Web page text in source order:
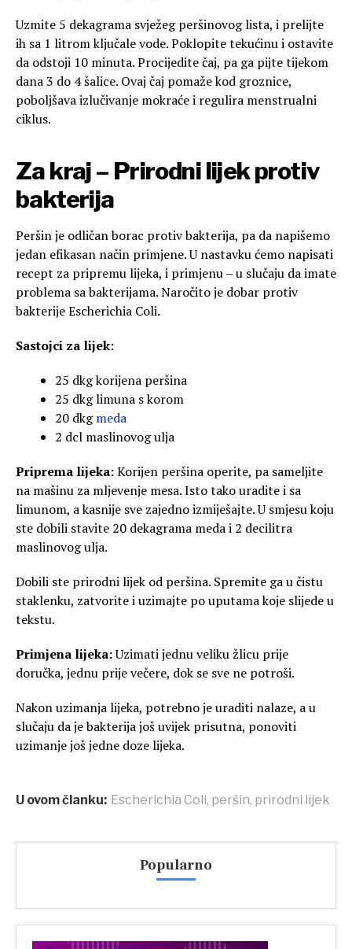
Uzmite 5 dekagrama svježeg peršinovog lista, i prelijte
ih sa 1 litrom ključale vode. Poklopite tekućinu i ostavite
da odstoji 10 minuta. Procijedite čaj, pa ga pijte tijekom
dana 3 do 4 šalice. Ovaj čaj pomaže kod groznice,
poboljšava izlučivanje mokraće i regulira menstrualni
ciklus.
Za kraj – Prirodni lijek protiv
bakterija
Peršin je odličan borac protiv bakterija, pa da napišemo
jedan efikasan način primjene. U nastavku ćemo napisati
recept za pripremu lijeka, i primjenu – u slučaju da imate
problema sa bakterijama. Naročito je dobar protiv
bakterije Escherichia Coli.
Sastojci za lijek:
25 dkg korijena peršina
25 dkg limuna s korom
20 dkgmeda
2 dcl maslinovog ulja
Priprema lijeka:Korijen peršina operite, pa sameljite
na mašinu za mljevenje mesa. Isto tako uradite i sa
limunom, a kasnije sve zajedno izmiješajte. U smjesu koju
ste dobili stavite 20 dekagrama meda i 2 decilitra
maslinovog ulja.
Dobili ste prirodni lijek od peršina. Spremite ga u čistu
staklenku, zatvorite i uzimajte po uputama koje slijede u
tekstu.
Primjena lijeka:Uzimati jednu veliku žlicu prije
doručka, jednu prije večere, dok se sve ne potroši.
Nakon uzimanja lijeka, potrebno je uraditi nalaze, a u
slučaju da je bakterija još uvijek prisutna, ponoviti
uzimanje još jedne doze lijeka.
U ovom članku: Escherichia Coli, peršin, prirodni lijek
Popularno